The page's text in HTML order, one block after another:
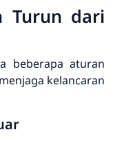
Turun dari
beberapa aturan
kelancaran